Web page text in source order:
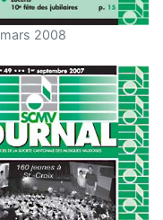
mars 2008